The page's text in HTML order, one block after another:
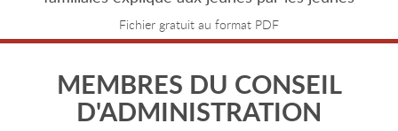
Fichier gratuit au format PDF
MEMBRES DU CONSEIL
D'ADMINISTRATION